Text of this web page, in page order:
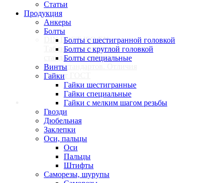
Стандарты
DIN ГОСТ ISO EN -
Таблица соответствия
стандартов крепежа
Виды стандартов. Отличия
DIN от ГОСТ
Контакты
Статьи
Продукция
Анкеры
Болты
Болты с шестигранной головкой
Болты с круглой головкой
Болты специальные
Винты
Гайки
Гайки шестигранные
Гайки специальные
Гайки с мелким шагом резьбы
Гвозди
Дюбельная
Заклепки
Оси, пальцы
Оси
Пальцы
Штифты
Саморезы, шурупы